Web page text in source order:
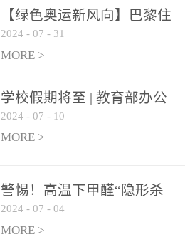
【绿色奥运新风向】巴黎住
宿风波：优吸环保共建健康
绿色家居
2024 - 07 - 31
MORE >
学校假期将至 | 教育部办公
厅关于加强学校新建校舍室
内空气质量管理通知
2024 - 07 - 10
MORE >
警惕！高温下甲醛“隐形杀
手”来袭，你的家安全吗？
2024 - 07 - 04
MORE >